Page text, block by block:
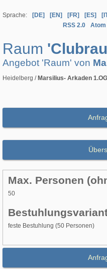
Sprache: [DE] [EN] [FR] [ES]
RSS 2.0
Atom
Raum
Angebot 'Raum' von
Heidelberg / Marsilius- Arkaden 1.OG
Max. Personen
50
feste Bestuhlung (50 Personen)